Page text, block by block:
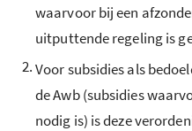
waarvoor bij een
uitputtende regeling is
2.Voor subsidies als
de Awb (subsidies
nodig is) is deze